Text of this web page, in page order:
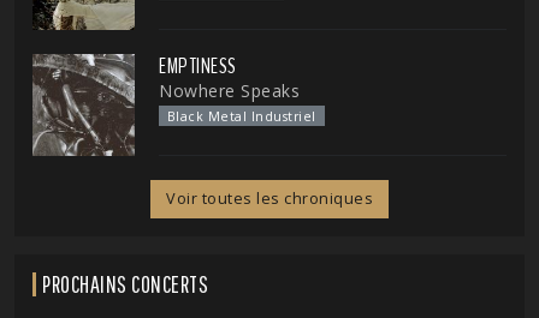
EMPTINESS
Nowhere Speaks
Black Metal Industriel
Voir toutes les chroniques
PROCHAINS CONCERTS